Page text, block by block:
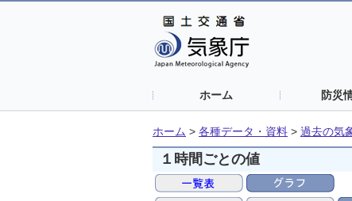
ホーム 防災
ホーム > 各種データ・資料 > 過去の気
１時間ごとの値